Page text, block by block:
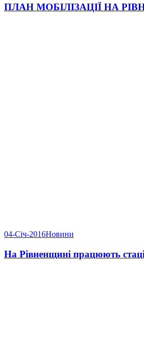
ПЛАН МОБІЛІЗАЦІЇ НА
04-Січ-2016Новини
На Рівненщині працюють